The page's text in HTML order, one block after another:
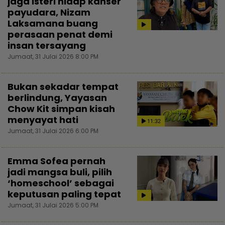
payudara, Nizam
Laksamana buang
perasaan penat demi
insan tersayang
Jumaat, 31 Julai 2026 8:00 PM
11:32
Bukan sekadar tempat
berlindung, Yayasan
Chow Kit simpan kisah
menyayat hati
Jumaat, 31 Julai 2026 6:00 PM
Emma Sofea pernah
jadi mangsa buli, pilih
‘homeschool’ sebagai
keputusan paling tepat
Jumaat, 31 Julai 2026 5:00 PM